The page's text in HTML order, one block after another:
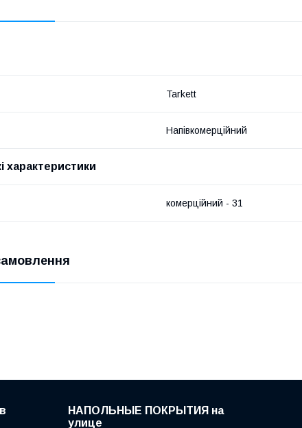
Tarkett
Напівкомерційний
характеристики
комерційний - 31
НАПОЛЬНЫЕ ПОКРЫТИЯ на
улице